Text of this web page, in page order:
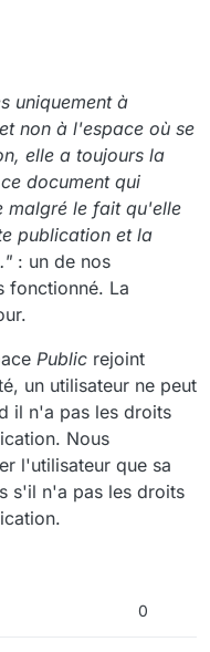
uniquement à
non à l'espace où se
elle a toujours la
document qui
malgré le fait qu'elle
publication et la
: un de nos
fonctionné. La
Public rejoint
un utilisateur ne peut
il n'a pas les droits
Nous
l'utilisateur que sa
s'il n'a pas les droits
0